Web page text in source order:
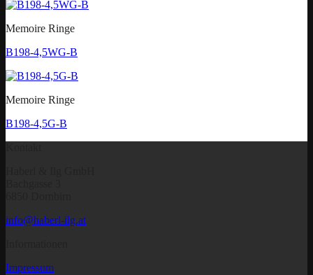
Memoire Ringe
B198-4,5WG-B
Memoire Ringe
B198-4,5G-B
info@haberl-ilg.at
Impressum